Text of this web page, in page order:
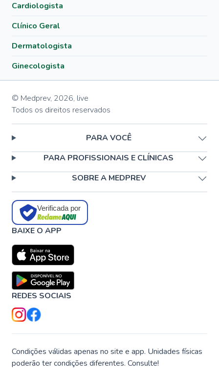
Cardiologista
Clínico Geral
Dermatologista
Ginecologista
© Medprev, 2026, live
Todos os direitos reservados
PARA VOCÊ
PARA PROFISSIONAIS E CLÍNICAS
SOBRE A MEDPREV
Verificada por
BAIXE O APP
REDES SOCIAIS
Condições válidas apenas no site e app. Unidades físicas
poderão ter condições diferentes. Consulte!